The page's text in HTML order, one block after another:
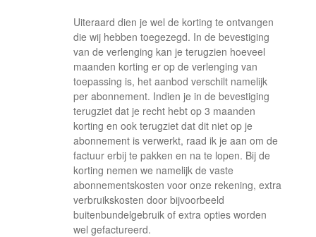
Uiteraard dien je wel de korting te ontvangen
die wij hebben toegezegd. In de bevestiging
van de verlenging kan je terugzien hoeveel
maanden korting er op de verlenging van
toepassing is, het aanbod verschilt namelijk
per abonnement. Indien je in de bevestiging
terugziet dat je recht hebt op 3 maanden
korting en ook terugziet dat dit niet op je
abonnement is verwerkt, raad ik je aan om de
factuur erbij te pakken en na te lopen. Bij de
korting nemen we namelijk de vaste
abonnementskosten voor onze rekening, extra
verbruikskosten door bijvoorbeeld
buitenbundelgebruik of extra opties worden
wel gefactureerd.